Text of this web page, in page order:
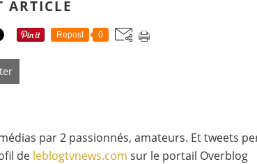
ARTICLE
Repost 0
par 2 passionnés, amateurs. Et tweets
de leblogtvnews.com sur le portail Overblog